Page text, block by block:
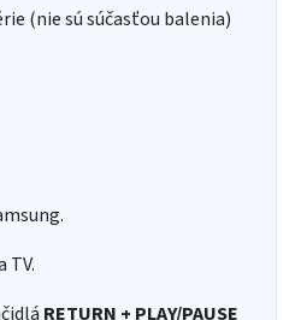
(nie sú súčasťou balenia)
TV.
RETURN + PLAY/PAUSE